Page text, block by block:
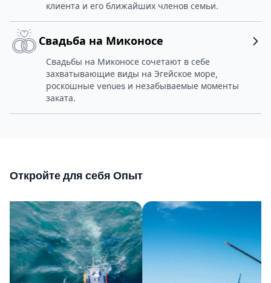
клиента и его ближайших членов семьи.
Свадьба на Миконосе
Свадьбы на Миконосе сочетают в себе
захватывающие виды на Эгейское море,
роскошные venues и незабываемые моменты
заката.
Откройте для себя Опыт